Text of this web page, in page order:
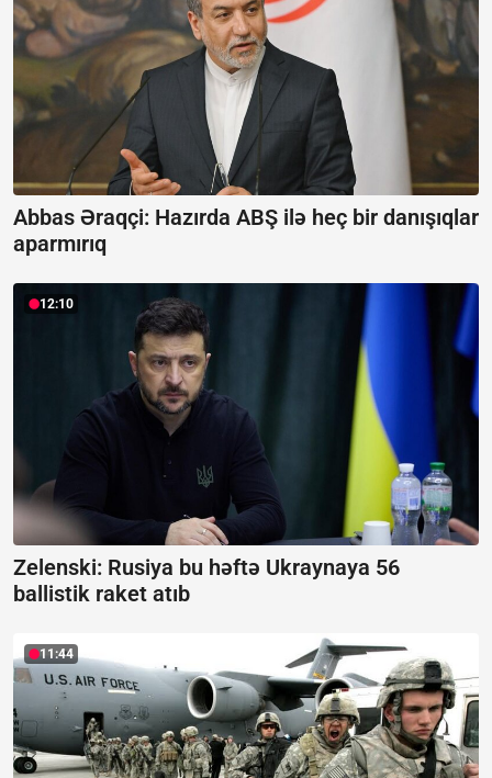
Abbas Əraqçi: Hazırda ABŞ ilə heç bir danışıqlar
aparmırıq
12:10
Zelenski: Rusiya bu həftə Ukraynaya 56
ballistik raket atıb
11:44